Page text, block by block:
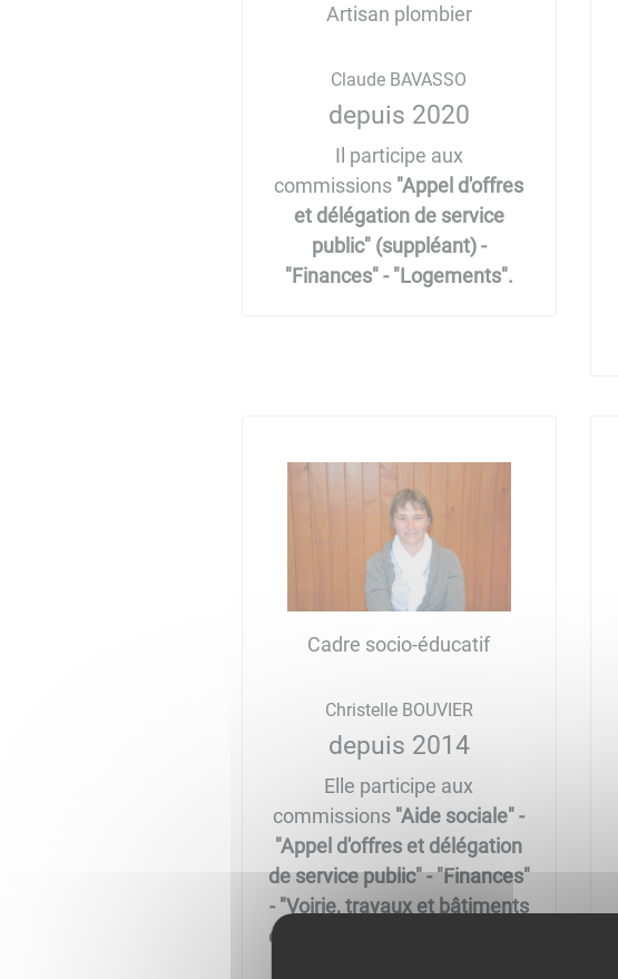
Artisan plombier
Claude BAVASSO
depuis 2020
Il participe aux
commissions "Appel d'offres
et délégation de service
public" (suppléant) -
"Finances" - "Logements".
Cadre socio-éducatif
Christelle BOUVIER
depuis 2014
Elle participe aux
commissions "Aide sociale" -
"Appel d'offres et délégation
de service public" - "Finances"
- "Voirie, travaux et bâtiments
communaux"